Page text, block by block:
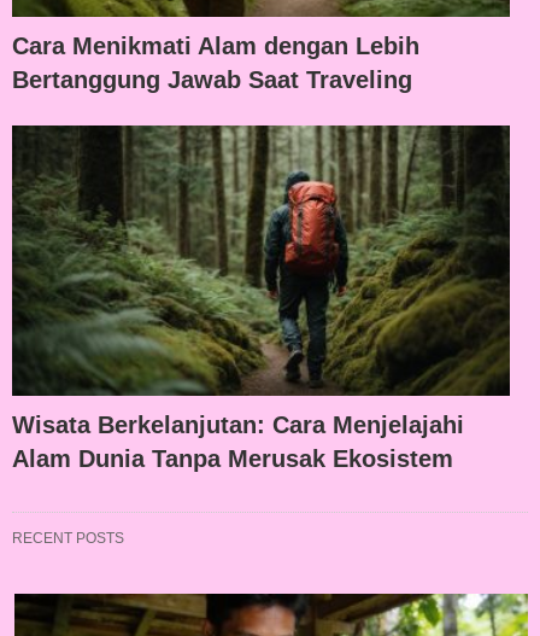
Cara Menikmati Alam dengan Lebih
Bertanggung Jawab Saat Traveling
Wisata Berkelanjutan: Cara Menjelajahi
Alam Dunia Tanpa Merusak Ekosistem
RECENT POSTS